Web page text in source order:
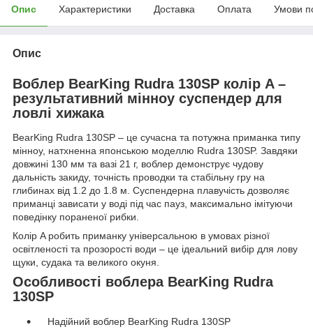
Опис Характеристики Доставка Оплата Умови
Опис
Воблер BearKing Rudra 130SP колір A –
результативний мінноу суспендер для
ловлі хижака
BearKing Rudra 130SP – це сучасна та потужна приманка типу
мінноу, натхненна японською моделлю Rudra 130SP. Завдяки
довжині 130 мм та вазі 21 г, воблер демонструє чудову
дальність закиду, точність проводки та стабільну гру на
глибинах від 1.2 до 1.8 м. Суспендерна плавучість дозволяє
приманці зависати у воді під час пауз, максимально імітуючи
поведінку пораненої рибки.
Колір A робить приманку універсальною в умовах різної
освітленості та прозорості води – це ідеальний вибір для лову
щуки, судака та великого окуня.
Особливості воблера BearKing Rudra
130SP
Надійний воблер BearKing Rudra 130SP